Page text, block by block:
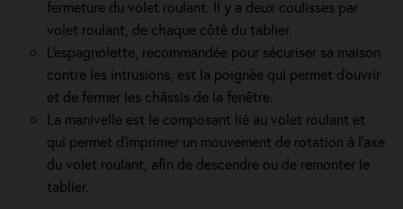
fermeture du volet roulant. Il y a deux coulisses par
volet roulant, de chaque côté du tablier.
L'espagnolette, recommandée pour sécuriser sa maison
contre les intrusions, est la poignée qui permet d'ouvrir
et de fermer les châssis de la fenêtre.
La manivelle est le composant lié au volet roulant et
qui permet d’imprimer un mouvement de rotation à l’axe
du volet roulant, afin de descendre ou de remonter le
tablier.